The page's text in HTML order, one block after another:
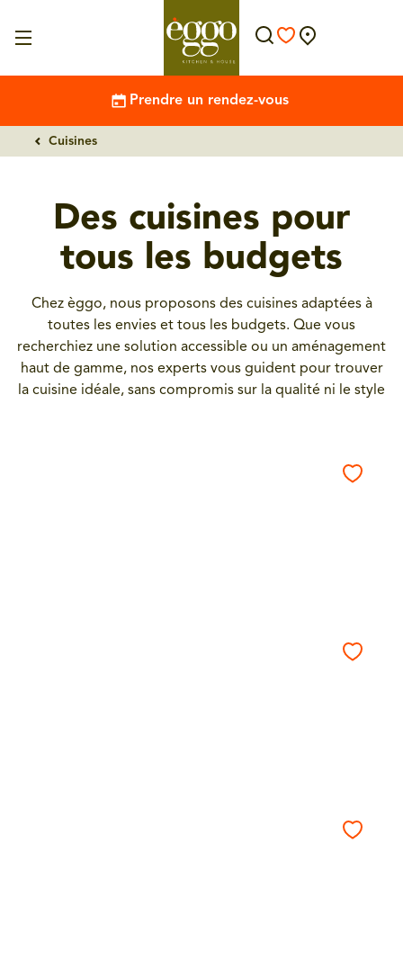
Prendre un rendez-vous
Cuisines
Des cuisines pour
tous les budgets
Chez èggo, nous proposons des cuisines adaptées à
toutes les envies et tous les budgets. Que vous
recherchiez une solution accessible ou un aménagement
haut de gamme, nos experts vous guident pour trouver
la cuisine idéale, sans compromis sur la qualité ni le style